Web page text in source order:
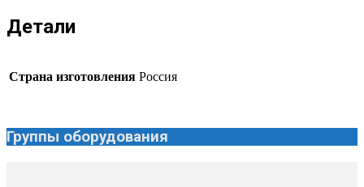
Детали
Страна изготовления Россия
Группы оборудования